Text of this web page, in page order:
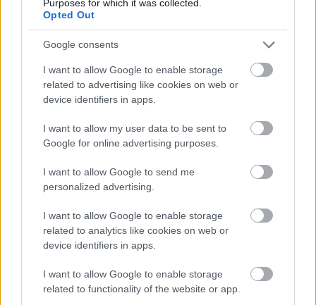
Purposes for which it was collected.
Opted Out
Google consents
I want to allow Google to enable storage
related to advertising like cookies on web or
device identifiers in apps.
I want to allow my user data to be sent to
Google for online advertising purposes.
I want to allow Google to send me
personalized advertising.
I want to allow Google to enable storage
related to analytics like cookies on web or
device identifiers in apps.
I want to allow Google to enable storage
related to functionality of the website or app.
BKK KM Építő Kft. Főmterv Mérnöki Tervező Zrt.
Látványos építési szakasz indult be a Flórián téri
felüljárón
ennek ellenére folyamatosan halad az aszfaltozás.
Paks II.: Mit jelent az 5. blokk új
mérföldköve a felülvizsgálat
árnyékában?
Elkészült a Liszt Ferenc repülőtér